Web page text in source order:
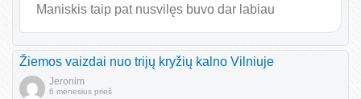
Maniskis taip pat nusvilęs buvo dar labiau
Žiemos vaizdai nuo trijų kryžių kalno Vilniuje
Jeronim
6 mėnesius prieš